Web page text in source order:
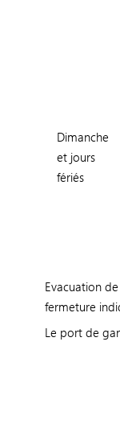
Dimanche
et jours
fériés
Evacuation
fermeture
Le port de